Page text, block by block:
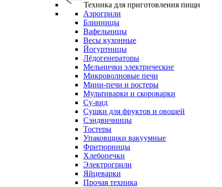
Техника для приготовления пищи
Аэрогрили
Блинницы
Вафельницы
Весы кухонные
Йогуртницы
Лёдогенераторы
Мельнички электрические
Микроволновые печи
Мини-печи и ростеры
Мультиварки и скороварки
Су-вид
Сушки для фруктов и овощей
Сэндвичницы
Тостеры
Упаковщики вакуумные
Фритюрницы
Хлебопечки
Электрогрили
Яйцеварки
Прочая техника